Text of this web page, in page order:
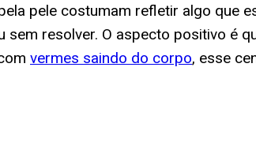
pele costumam refletir algo que
resolver. O aspecto positivo é
vermes saindo do corpo, esse